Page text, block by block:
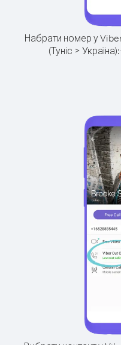
Набрати номер у
(Туніс > Україна):